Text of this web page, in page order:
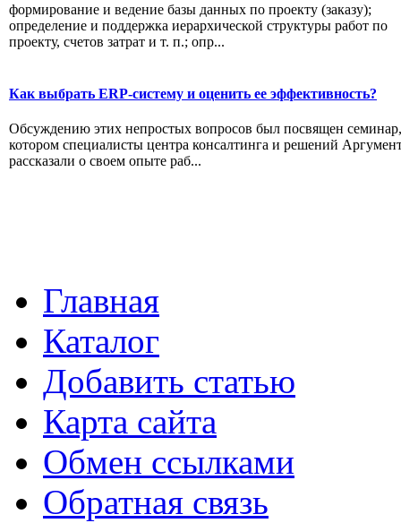
формирование и ведение базы данных по проекту (заказу);
определение и поддержка иерархической структуры работ по
проекту, счетов затрат и т. п.; опр...
Как выбрать ERP-систему и оценить ее эффективность?
Обсуждению этих непростых вопросов был посвящен
котором специалисты центра консалтинга и решений
рассказали о своем опыте раб...
Главная
Каталог
Добавить статью
Карта сайта
Обмен ссылками
Обратная связь